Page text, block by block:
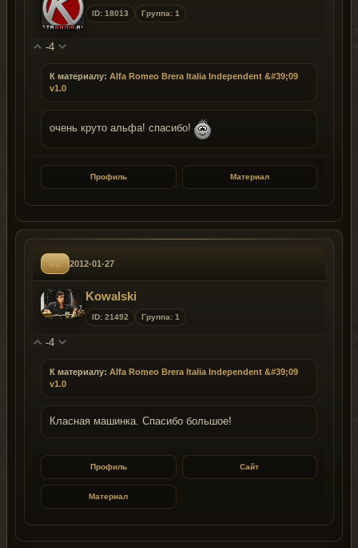
ID: 18013 Группа: 1
-4
К материалу: Alfa Romeo Brera Italia Independent &#39;09
v1.0
очень круто альфа! спасибо!
Профиль Материал
#2 2012-01-27
Kowalski
ID: 21492 Группа: 1
-4
К материалу: Alfa Romeo Brera Italia Independent &#39;09
v1.0
Класная машинка. Спасибо большое!
Профиль Сайт
Материал